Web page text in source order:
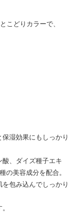
こどりカラーで、
湿効果にもしっかり
、ダイズ種子エキ
の美容成分を配合。
包み込んでしっかり